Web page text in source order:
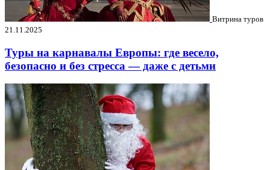
Витрина туров
21.11.2025
Туры на карнавалы Европы: где весело,
безопасно и без стресса — даже с детьми